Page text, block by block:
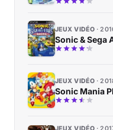
JEUX VIDÉO
Sonic & Sega
JEUX VIDÉO
Sonic Mania